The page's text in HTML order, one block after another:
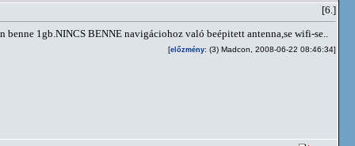
[6.]
1gb.NINCS BENNE navigáciohoz való beépitett antenna,se wifi-se..
[előzmény: (3) Madcon, 2008-06-22 08:46:34]